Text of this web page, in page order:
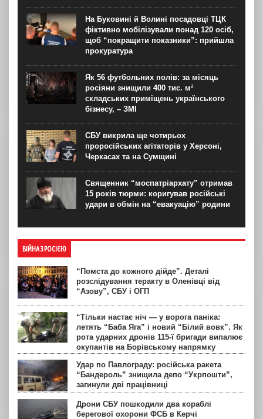
На Буковині й Волині посадовці ТЦК
фіктивно мобілізували понад 120 осіб,
щоб “покращити показники”: прийшла
прокуратура
Як 56 футбольних полів: за місяць
росіяни знищили 400 тис. м²
складських приміщень українського
бізнесу, – ЗМІ
СБУ викрила ще чотирьох
проросійських агітаторів у Херсоні,
Черкасах та на Сумщині
Священник “моспатріархату” отримав
15 років тюрми: коригував російські
удари в обмін на “евакуацію” родини
ВІЙНА З РОСІЄЮ
“Помста до кожного дійде”. Деталі
розслідування теракту в Оленівці від
“Азову”, СБУ і ОГП
“Тільки настає ніч — у ворога паніка:
летять “Баба Яга” і новий “Білий вовк”. Як
рота ударних дронів 115-ї бригади випалює
окупантів на Борівському напрямку
Удар по Павлограду: російська ракета
“Бандероль” знищила депо “Укрпошти”,
загинули дві працівниці
Дрони СБУ пошкодили два кораблі
берегової охорони ФСБ в Керчі